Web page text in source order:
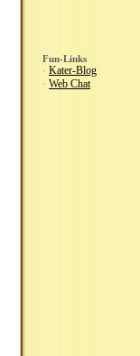
Fun-Links
· Kater-Blog
· Web Chat